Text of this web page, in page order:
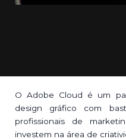
O Adobe Cloud é um
design gráfico com
profissionais de
investem na área de